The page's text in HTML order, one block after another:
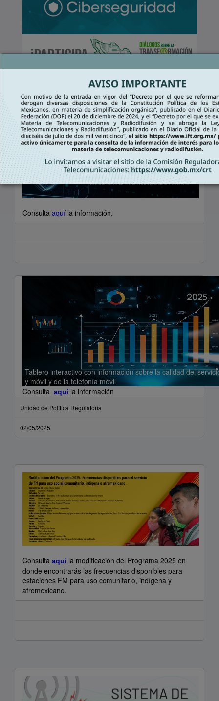
Consulta aquí la información.
Tablero interactivo con información sobre la calidad del
y móvil y de la telefonía móvil
Consulta aquí la información
Unidad de Política Regulatoria
02/05/2025
Consulta aquí la modificación del Programa 2025 en
donde encontrarás las frecuencias disponibles para
estaciones FM para uso comunitario, indígena y
afromexicano.